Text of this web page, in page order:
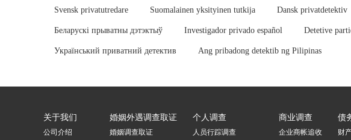
Svensk privatutredare Suomalainen yksityinen tutkija Dansk privatdetektiv
Беларускі прыватны дэтэктыў Investigador privado español Detetive
Український приватний детектив Ang pribadong detektib ng Pilipinas
关于我们
公司介绍
婚姻外遇调查取证
婚姻调查取证
个人调查
人员行踪调查
商业调查
企业商帐追收
债
财